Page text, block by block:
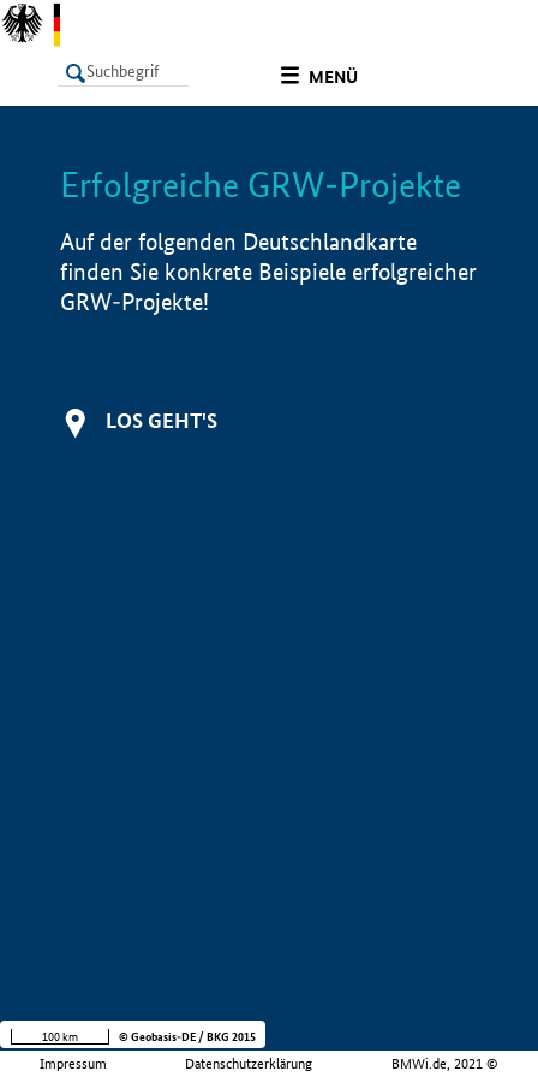
MENÜ
LISTE Info
Erfolgreiche GRW-Projekte
Auf der folgenden Deutschlandkarte
finden Sie konkrete Beispiele erfolgreicher
GRW-Projekte!
LOS GEHT'S
Impressum Datenschutzerklärung BMWi.de, 2021 ©
100 km © Geobasis-DE / BKG 2015